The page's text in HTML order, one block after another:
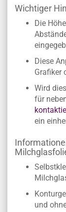
Wichtiger
Die
Diese
Grafiker
Wird
für
ein
und